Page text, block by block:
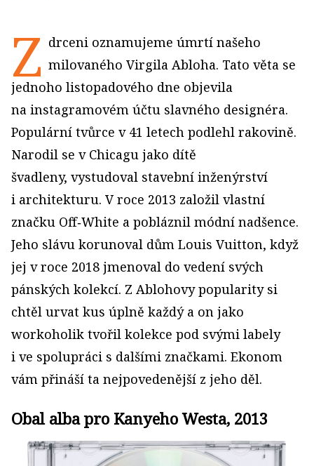
Z drceni oznamujeme úmrtí našeho
milovaného Virgila Abloha. Tato věta se
jednoho listopadového dne objevila
na instagramovém účtu slavného designéra.
Populární tvůrce v 41 letech podlehl rakovině.
Narodil se v Chicagu jako dítě
švadleny, vystudoval stavební inženýrství
i architekturu. V roce 2013 založil vlastní
značku Off‑White a pobláznil módní nadšence.
Jeho slávu korunoval dům Louis Vuitton, když
jej v roce 2018 jmenoval do vedení svých
pánských kolekcí. Z Ablohovy popularity si
chtěl urvat kus úplně každý a on jako
workoholik tvořil kolekce pod svými labely
i ve spolupráci s dalšími značkami. Ekonom
vám přináší ta nejpovedenější z jeho děl.
Obal alba pro Kanyeho Westa, 2013